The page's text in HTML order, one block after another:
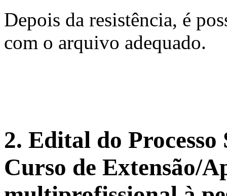
Depois da resistência, é
com o arquivo adequado.
2. Edital do
Curso de Extensão/